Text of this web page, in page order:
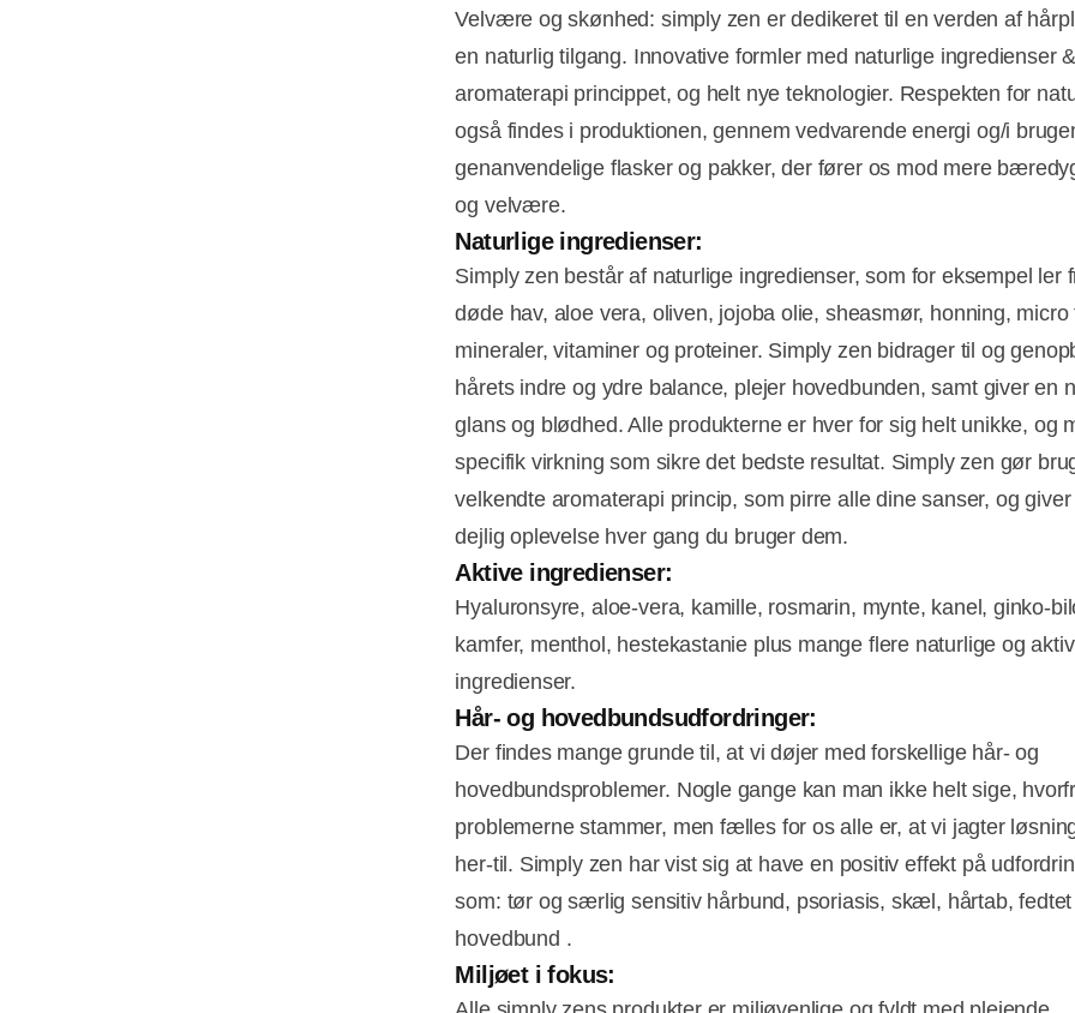
Velvære og skønhed: simply zen er dedikeret til en verden af
en naturlig tilgang. Innovative formler med naturlige ingredienser &
aromaterapi princippet, og helt nye teknologier. Respekten for
også findes i produktionen, gennem vedvarende energi og/i
genanvendelige flasker og pakker, der fører os mod mere
og velvære.
Naturlige ingredienser:
Simply zen består af naturlige ingredienser, som for eksempel ler
døde hav, aloe vera, oliven, jojoba olie, sheasmør, honning, micro
mineraler, vitaminer og proteiner. Simply zen bidrager til og
hårets indre og ydre balance, plejer hovedbunden, samt giver en
glans og blødhed. Alle produkterne er hver for sig helt unikke, og
specifik virkning som sikre det bedste resultat. Simply zen gør
velkendte aromaterapi princip, som pirre alle dine sanser, og giver
dejlig oplevelse hver gang du bruger dem.
Aktive ingredienser:
Hyaluronsyre, aloe-vera, kamille, rosmarin, mynte, kanel, ginko-
kamfer, menthol, hestekastanie plus mange flere naturlige og
ingredienser.
Hår- og hovedbundsudfordringer:
Der findes mange grunde til, at vi døjer med forskellige hår- og
hovedbundsproblemer. Nogle gange kan man ikke helt sige,
problemerne stammer, men fælles for os alle er, at vi jagter
her-til. Simply zen har vist sig at have en positiv effekt på
som: tør og særlig sensitiv hårbund, psoriasis, skæl, hårtab,
hovedbund .
Miljøet i fokus: